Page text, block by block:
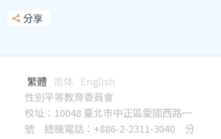
分享
繁體 简体 English
性別平等教育委員會
校址：10048 臺北市中正區愛國西路一
號 總機電話：+886-2-2311-3040 分